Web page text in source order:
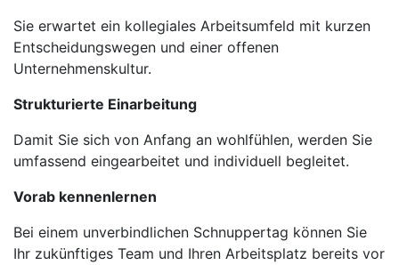
Sie erwartet ein kollegiales Arbeitsumfeld mit kurzen
Entscheidungswegen und einer offenen
Unternehmenskultur.
Strukturierte Einarbeitung
Damit Sie sich von Anfang an wohlfühlen, werden Sie
umfassend eingearbeitet und individuell begleitet.
Vorab kennenlernen
Bei einem unverbindlichen Schnuppertag können Sie
Ihr zukünftiges Team und Ihren Arbeitsplatz bereits vor